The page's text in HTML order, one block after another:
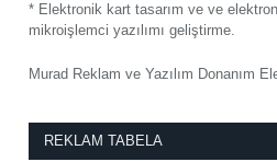
* Elektronik kart tasarım ve ve
mikroişlemci yazılımı geliştirme.
Murad Reklam ve Yazılım Donanım
REKLAM TABELA